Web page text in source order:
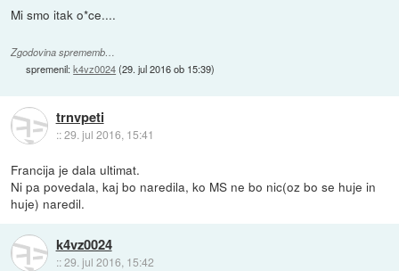
Mi smo itak o*ce....
Zgodovina sprememb…
spremenil:k4vz0024(29. jul 2016 ob 15:39)
trnvpeti
::29. jul 2016, 15:41
Francija je dala ultimat.
Ni pa povedala, kaj bo naredila, ko MS ne bo nic(oz bo se huje in
huje) naredil.
k4vz0024
::29. jul 2016, 15:42